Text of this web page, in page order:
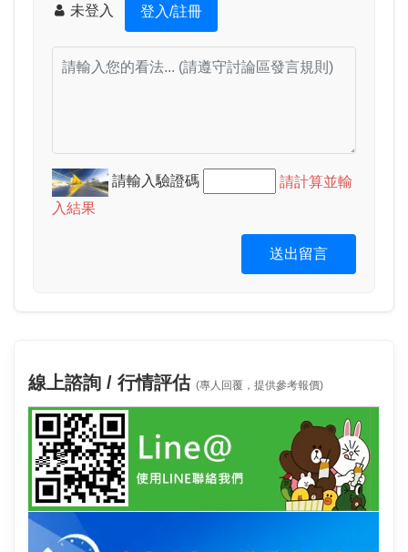
未登入 登入/註冊
請輸入驗證碼
請計算並輸
入結果
送出留言
線上諮詢 / 行情評估 (專人回覆，提供參考報價)